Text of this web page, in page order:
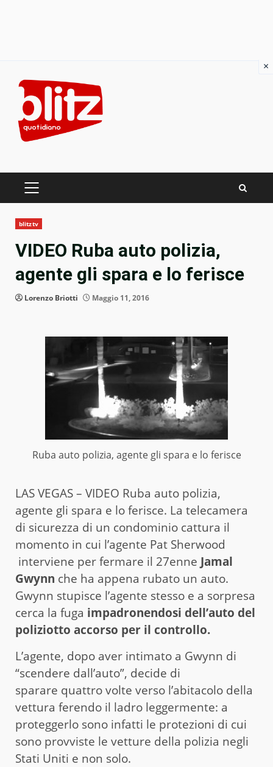
content
PRIMARY
blitztv
VIDEO Ruba auto polizia,
agente gli spara e lo ferisce
Lorenzo Briotti Maggio 11, 2016
Ruba auto polizia, agente gli spara e lo ferisce
LAS VEGAS – VIDEO Ruba auto polizia,
agente gli spara e lo ferisce. La telecamera
di sicurezza di un condominio cattura il
momento in cui l’agente Pat Sherwood
interviene per fermare il 27enne Jamal
Gwynn che ha appena rubato un auto.
Gwynn stupisce l’agente stesso e a sorpresa
cerca la fuga impadronendosi dell’auto del
poliziotto accorso per il controllo.
L’agente, dopo aver intimato a Gwynn di
“scendere dall’auto”, decide di
sparare quattro volte verso l’abitacolo della
vettura ferendo il ladro leggermente: a
proteggerlo sono infatti le protezioni di cui
sono provviste le vetture della polizia negli
Stati Uniti e non solo.
×